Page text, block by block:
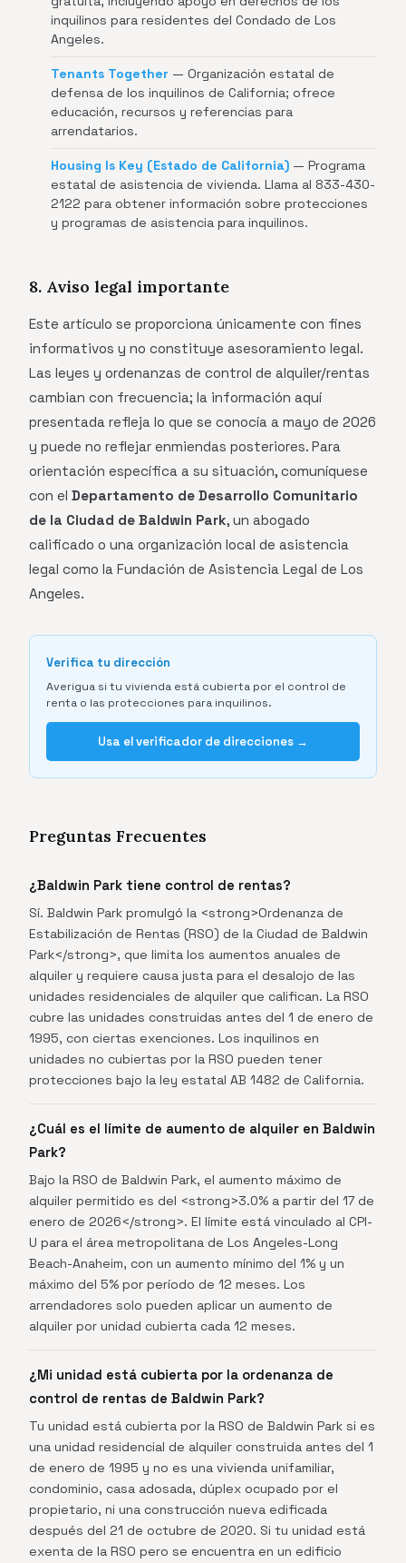
inquilinos para residentes del Condado de Los
Angeles.
Tenants Together — Organización estatal de
defensa de los inquilinos de California; ofrece
educación, recursos y referencias para
arrendatarios.
Housing Is Key (Estado de California) — Programa
estatal de asistencia de vivienda. Llama al 833-430-
2122 para obtener información sobre protecciones
y programas de asistencia para inquilinos.
8. Aviso legal importante
Este artículo se proporciona únicamente con fines
informativos y no constituye asesoramiento legal.
Las leyes y ordenanzas de control de alquiler/rentas
cambian con frecuencia; la información aquí
presentada refleja lo que se conocía a mayo de 2026
y puede no reflejar enmiendas posteriores. Para
orientación específica a su situación, comuníquese
con el Departamento de Desarrollo Comunitario
de la Ciudad de Baldwin Park, un abogado
calificado o una organización local de asistencia
legal como la Fundación de Asistencia Legal de Los
Angeles.
Verifica tu dirección
Averigua si tu vivienda está cubierta por el control de
renta o las protecciones para inquilinos.
Usa el verificador de direcciones →
Preguntas Frecuentes
¿Baldwin Park tiene control de rentas?
Sí. Baldwin Park promulgó la <strong>Ordenanza de
Estabilización de Rentas (RSO) de la Ciudad de Baldwin
Park</strong>, que limita los aumentos anuales de
alquiler y requiere causa justa para el desalojo de las
unidades residenciales de alquiler que califican. La RSO
cubre las unidades construidas antes del 1 de enero de
1995, con ciertas exenciones. Los inquilinos en
unidades no cubiertas por la RSO pueden tener
protecciones bajo la ley estatal AB 1482 de California.
¿Cuál es el límite de aumento de alquiler en Baldwin
Park?
Bajo la RSO de Baldwin Park, el aumento máximo de
alquiler permitido es del <strong>3.0% a partir del 17 de
enero de 2026</strong>. El límite está vinculado al CPI-
U para el área metropolitana de Los Angeles-Long
Beach-Anaheim, con un aumento mínimo del 1% y un
máximo del 5% por período de 12 meses. Los
arrendadores solo pueden aplicar un aumento de
alquiler por unidad cubierta cada 12 meses.
¿Mi unidad está cubierta por la ordenanza de
control de rentas de Baldwin Park?
Tu unidad está cubierta por la RSO de Baldwin Park si es
una unidad residencial de alquiler construida antes del 1
de enero de 1995 y no es una vivienda unifamiliar,
condominio, casa adosada, dúplex ocupado por el
propietario, ni una construcción nueva edificada
después del 21 de octubre de 2020. Si tu unidad está
exenta de la RSO pero se encuentra en un edificio